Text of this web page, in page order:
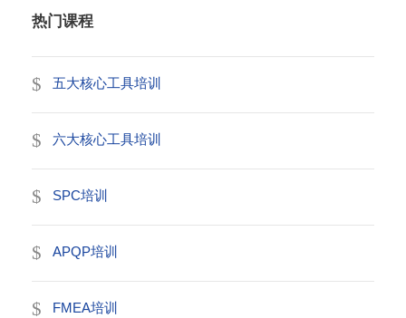
热门课程
五大核心工具培训
六大核心工具培训
SPC培训
APQP培训
FMEA培训